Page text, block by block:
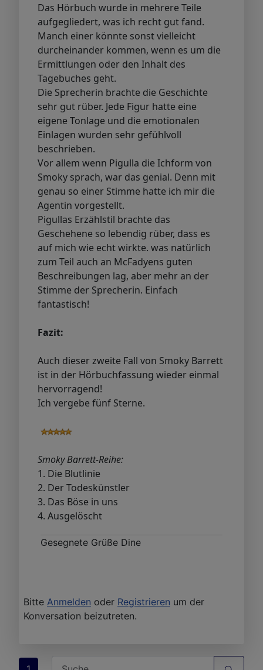
Das Hörbuch wurde in mehrere Teile
aufgegliedert, was ich recht gut fand.
Manch einer könnte sonst vielleicht
durcheinander kommen, wenn es um die
Ermittlungen oder den Inhalt des
Tagebuches geht.
Die Sprecherin brachte die Geschichte
sehr gut rüber. Jede Figur hatte eine
eigene Tonlage und die emotionalen
Einlagen wurden sehr gefühlvoll
beschrieben.
Vor allem wenn Pigulla die Ichform von
Smoky sprach, war das genial. Denn mit
genau so einer Stimme hatte ich mir die
Agentin vorgestellt.
Pigullas Erzählstil brachte das
Geschehene so lebendig rüber, dass es
auf mich wie echt wirkte. was natürlich
zum Teil auch an McFadyens guten
Beschreibungen lag, aber mehr an der
Stimme der Sprecherin. Einfach
fantastisch!
Fazit:
Auch dieser zweite Fall von Smoky Barrett
ist in der Hörbuchfassung wieder einmal
hervorragend!
Ich vergebe fünf Sterne.
Smoky Barrett-Reihe:
1. Die Blutlinie
2. Der Todeskünstler
3. Das Böse in uns
4. Ausgelöscht
Gesegnete Grüße Dine
Bitte Anmelden oder Registrieren um der
Konversation beizutreten.